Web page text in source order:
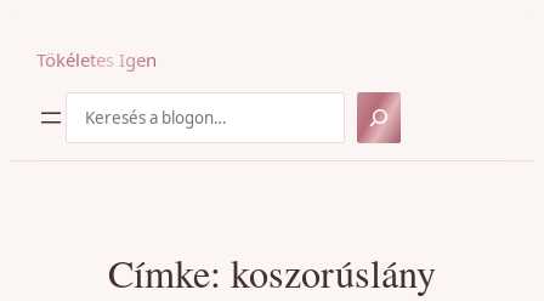
Tökéletes Igen
Címke: koszorúslány